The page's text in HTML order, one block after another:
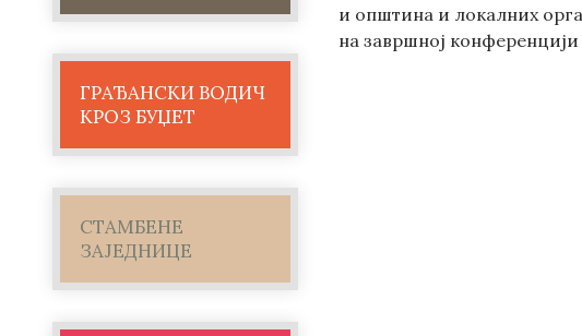
ГРАЂАНСКИ ВОДИЧ
КРОЗ БУЏЕТ
СТАМБЕНЕ
ЗАЈЕДНИЦЕ
и општина и локалних
на завршној конференцији